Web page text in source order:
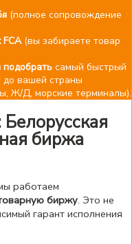
(полное сопровождение
FCA(вы забираете товар
подобрать самый быстрый
вашей страны
Ж/Д, морские терминалы).
биржа
работаем
биржу. Это не
гарант исполнения